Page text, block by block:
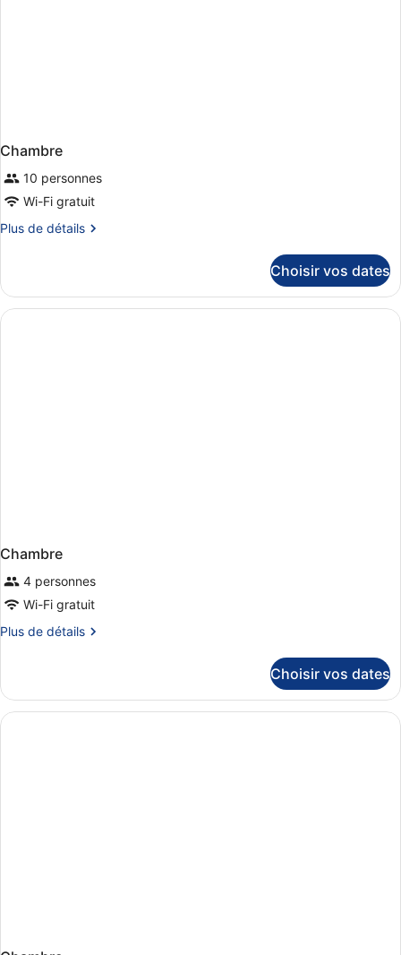
Chambre
10 personnes
Wi-Fi gratuit
Plus de détails
Plus
le
type
de
Choisir vos dates
Chambre
4 personnes
Wi-Fi gratuit
Plus de détails
Plus
le
type
de
Choisir vos dates